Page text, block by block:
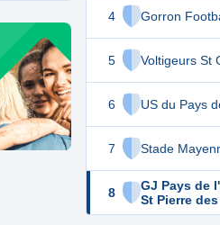
4 Gorron
5 Voltigeurs St
6 US du Pays
7 Stade
8
GJ Pays de
St Pierre